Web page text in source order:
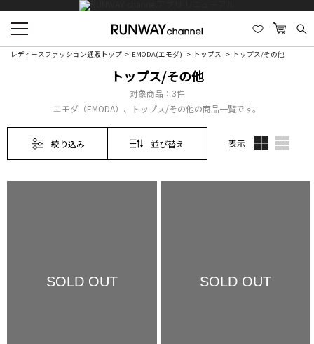
レディースファッション通販トップ EMODA(エモダ) トップス トップス/その他
トップス/その他
対象商品： 3件
エモダ（EMODA）、トップス/その他の商品一覧です。
絞り込み 並び替え 表示
SOLD OUT SOLD OUT